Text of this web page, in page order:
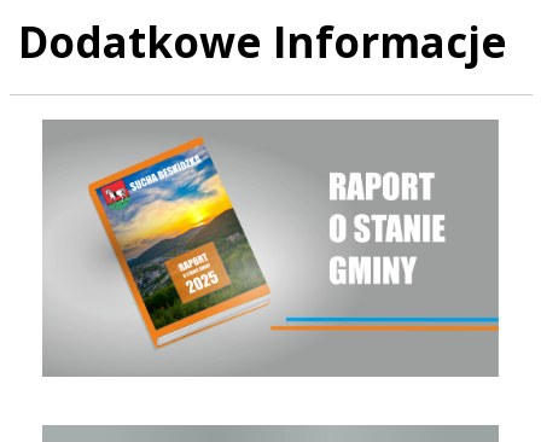
Dodatkowe Informacje